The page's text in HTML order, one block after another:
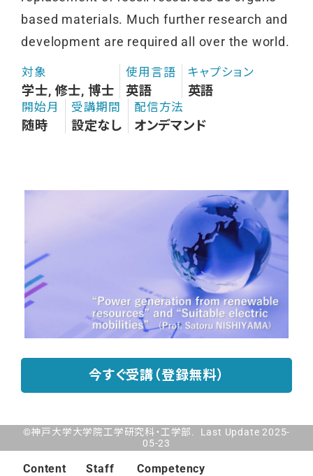
based materials. Much further research and
development are required all over the world.
対象
学士, 修士, 博士
使用言語
英語
キャプション
英語
開始月
随時
受講期間
設定なし
配信方法
オンデマンド
今すぐ受講（登録無料）
©神戸大学大学院工学研究科・工学部. Last Update 2025-
05-23
Content
Staff
Competency